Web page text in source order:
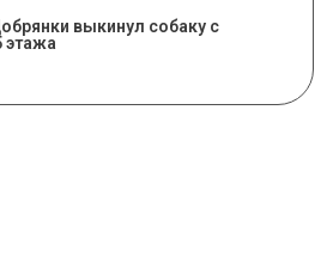
выкинул собаку с
этажа